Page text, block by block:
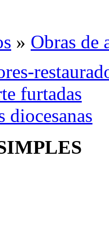
» Obras de
furtadas
diocesanas